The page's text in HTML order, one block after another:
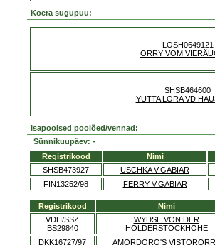
Koera sugupuu:
LOSH0649121
ORRY VOM
SHSB464600
YUTTA LORA VD
Isapoolsed poolõed/vennad:
Sünnikuupäev: -
Registrikood
Nimi
SHSB473927
USCHKA V.GABIAR
FIN13252/98
FERRY V.GABIAR
Registrikood Nimi
VDH/SSZ
BS29840
WYDSE VON DER
HOLDERSTOCKHÖHE
DKK16727/97 AMORDORO'S